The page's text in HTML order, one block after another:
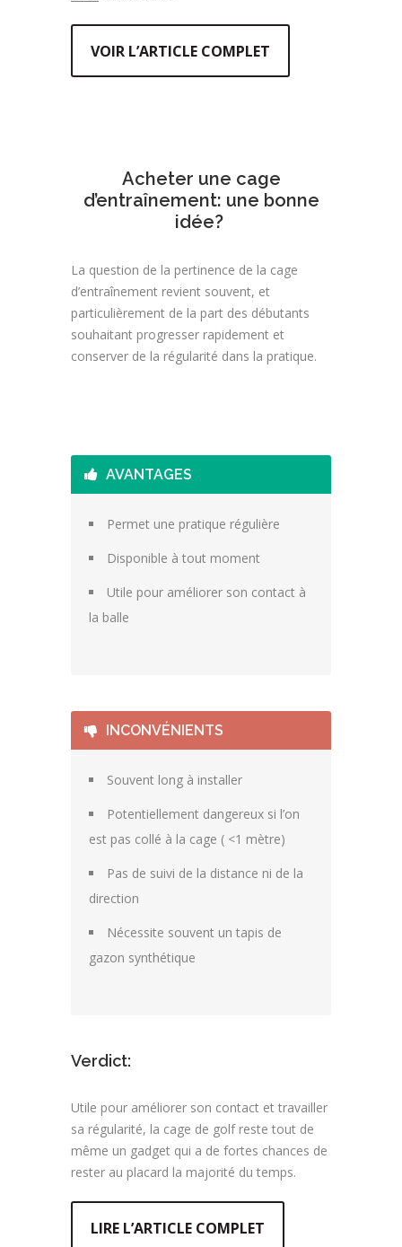
VOIR L’ARTICLE COMPLET
Acheter une cage
d’entraînement: une bonne
idée?
La question de la pertinence de la cage
d’entraînement revient souvent, et
particulièrement de la part des débutants
souhaitant progresser rapidement et
conserver de la régularité dans la pratique.
AVANTAGES
Permet une pratique régulière
Disponible à tout moment
Utile pour améliorer son contact à
la balle
INCONVÉNIENTS
Souvent long à installer
Potentiellement dangereux si l’on
est pas collé à la cage ( <1 mètre)
Pas de suivi de la distance ni de la
direction
Nécessite souvent un tapis de
gazon synthétique
Verdict:
Utile pour améliorer son contact et travailler
sa régularité, la cage de golf reste tout de
même un gadget qui a de fortes chances de
rester au placard la majorité du temps.
LIRE L’ARTICLE COMPLET